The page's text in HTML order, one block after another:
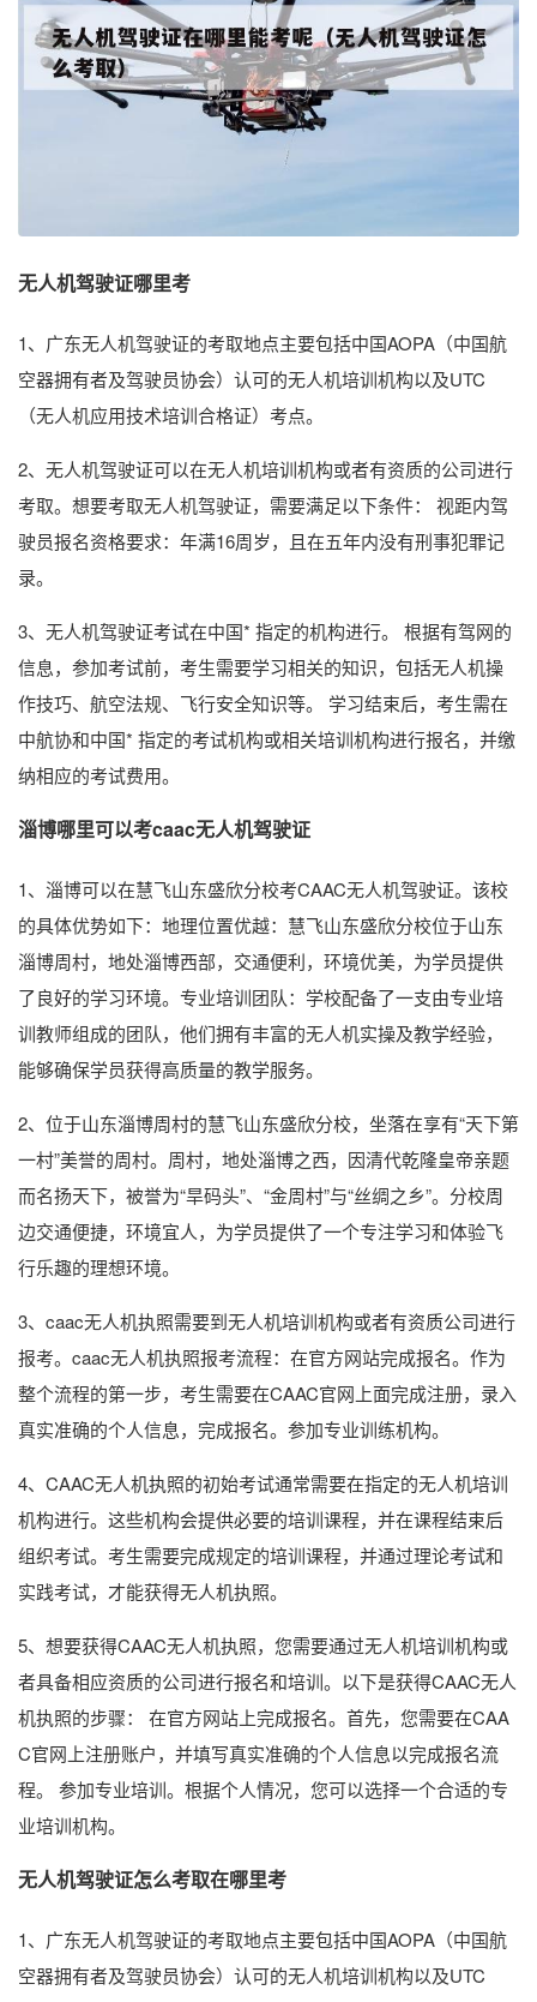
无人机驾驶证哪里考
1、广东无人机驾驶证的考取地点主要包括中国AOPA（中国航
空器拥有者及驾驶员协会）认可的无人机培训机构以及UTC
（无人机应用技术培训合格证）考点。
2、无人机驾驶证可以在无人机培训机构或者有资质的公司进行
考取。想要考取无人机驾驶证，需要满足以下条件： 视距内驾
驶员报名资格要求：年满16周岁，且在五年内没有刑事犯罪记
录。
3、无人机驾驶证考试在中国* 指定的机构进行。 根据有驾网的
信息，参加考试前，考生需要学习相关的知识，包括无人机操
作技巧、航空法规、飞行安全知识等。 学习结束后，考生需在
中航协和中国* 指定的考试机构或相关培训机构进行报名，并缴
纳相应的考试费用。
淄博哪里可以考caac无人机驾驶证
1、淄博可以在慧飞山东盛欣分校考CAAC无人机驾驶证。该校
的具体优势如下：地理位置优越：慧飞山东盛欣分校位于山东
淄博周村，地处淄博西部，交通便利，环境优美，为学员提供
了良好的学习环境。专业培训团队：学校配备了一支由专业培
训教师组成的团队，他们拥有丰富的无人机实操及教学经验，
能够确保学员获得高质量的教学服务。
2、位于山东淄博周村的慧飞山东盛欣分校，坐落在享有“天下第
一村”美誉的周村。周村，地处淄博之西，因清代乾隆皇帝亲题
而名扬天下，被誉为“旱码头”、“金周村”与“丝绸之乡”。分校周
边交通便捷，环境宜人，为学员提供了一个专注学习和体验飞
行乐趣的理想环境。
3、caac无人机执照需要到无人机培训机构或者有资质公司进行
报考。caac无人机执照报考流程：在官方网站完成报名。作为
整个流程的第一步，考生需要在CAAC官网上面完成注册，录入
真实准确的个人信息，完成报名。参加专业训练机构。
4、CAAC无人机执照的初始考试通常需要在指定的无人机培训
机构进行。这些机构会提供必要的培训课程，并在课程结束后
组织考试。考生需要完成规定的培训课程，并通过理论考试和
实践考试，才能获得无人机执照。
5、想要获得CAAC无人机执照，您需要通过无人机培训机构或
者具备相应资质的公司进行报名和培训。以下是获得CAAC无人
机执照的步骤： 在官方网站上完成报名。首先，您需要在CAA
C官网上注册账户，并填写真实准确的个人信息以完成报名流
程。 参加专业培训。根据个人情况，您可以选择一个合适的专
业培训机构。
无人机驾驶证怎么考取在哪里考
1、广东无人机驾驶证的考取地点主要包括中国AOPA（中国航
空器拥有者及驾驶员协会）认可的无人机培训机构以及UTC